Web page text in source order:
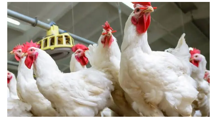
س
ل
ب
ي
د
ا
إ
ل
ك